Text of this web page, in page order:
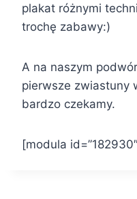
plakat różnymi
trochę zabawy:)
A na naszym
pierwsze zwiastuny
bardzo czekamy.
[modula